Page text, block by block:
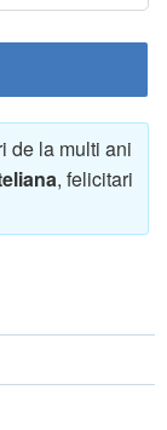
de la multi ani
, felicitari